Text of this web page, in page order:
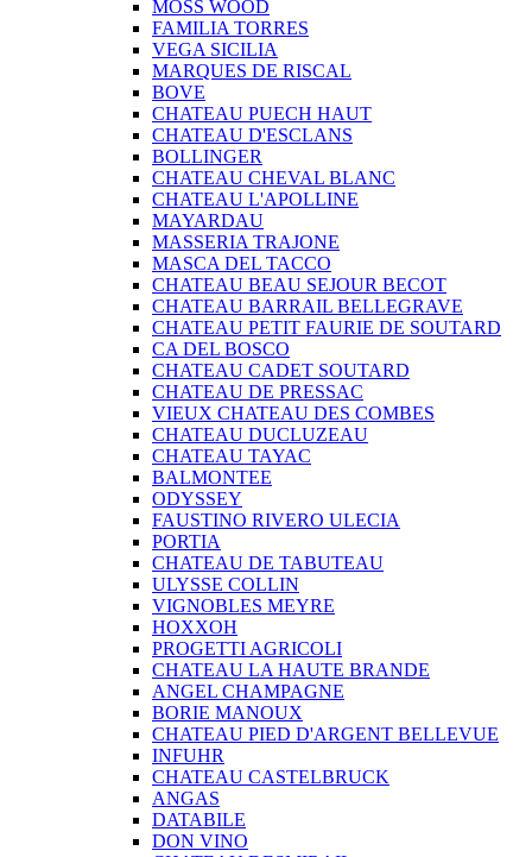
MOSS WOOD
FAMILIA TORRES
VEGA SICILIA
MARQUES DE RISCAL
BOVE
CHATEAU PUECH HAUT
CHATEAU D'ESCLANS
BOLLINGER
CHATEAU CHEVAL BLANC
CHATEAU L'APOLLINE
MAYARDAU
MASSERIA TRAJONE
MASCA DEL TACCO
CHATEAU BEAU SEJOUR BECOT
CHATEAU BARRAIL BELLEGRAVE
CHATEAU PETIT FAURIE DE SOUTARD
CA DEL BOSCO
CHATEAU CADET SOUTARD
CHATEAU DE PRESSAC
VIEUX CHATEAU DES COMBES
CHATEAU DUCLUZEAU
CHATEAU TAYAC
BALMONTEE
ODYSSEY
FAUSTINO RIVERO ULECIA
PORTIA
CHATEAU DE TABUTEAU
ULYSSE COLLIN
VIGNOBLES MEYRE
HOXXOH
PROGETTI AGRICOLI
CHATEAU LA HAUTE BRANDE
ANGEL CHAMPAGNE
BORIE MANOUX
CHATEAU PIED D'ARGENT BELLEVUE
INFUHR
CHATEAU CASTELBRUCK
ANGAS
DATABILE
DON VINO